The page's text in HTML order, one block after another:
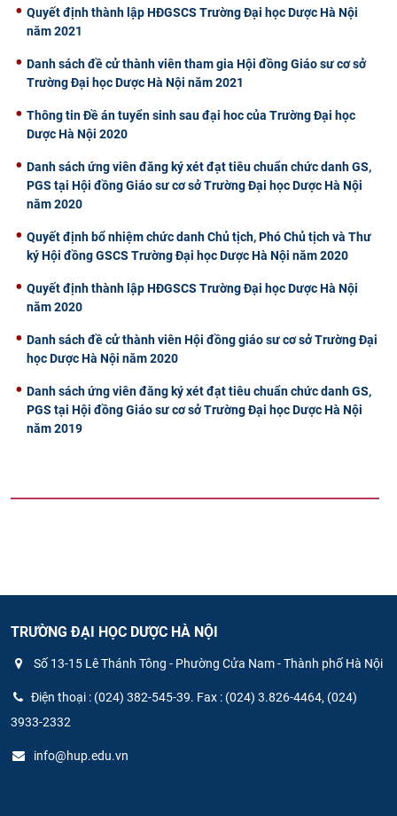
Quyết định thành lập HĐGSCS Trường Đại học Dược Hà Nội
năm 2021
Danh sách đề cử thành viên tham gia Hội đồng Giáo sư cơ sở
Trường Đại học Dược Hà Nội năm 2021
Thông tin Đề án tuyển sinh sau đại hoc của Trường Đại học
Dược Hà Nội 2020
Danh sách ứng viên đăng ký xét đạt tiêu chuẩn chức danh GS,
PGS tại Hội đồng Giáo sư cơ sở Trường Đại học Dược Hà Nội
năm 2020
Quyết định bổ nhiệm chức danh Chủ tịch, Phó Chủ tịch và Thư
ký Hội đồng GSCS Trường Đại học Dược Hà Nội năm 2020
Quyết định thành lập HĐGSCS Trường Đại học Dược Hà Nội
năm 2020
Danh sách đề cử thành viên Hội đồng giáo sư cơ sở Trường Đại
học Dược Hà Nội năm 2020
Danh sách ứng viên đăng ký xét đạt tiêu chuẩn chức danh GS,
PGS tại Hội đồng Giáo sư cơ sở Trường Đại học Dược Hà Nội
năm 2019
TRƯỜNG ĐẠI HỌC DƯỢC HÀ NỘI
Số 13-15 Lê Thánh Tông - Phường Cửa Nam - Thành phố Hà Nội
Điện thoại : (024) 382-545-39. Fax : (024) 3.826-4464, (024)
3933-2332
info@hup.edu.vn